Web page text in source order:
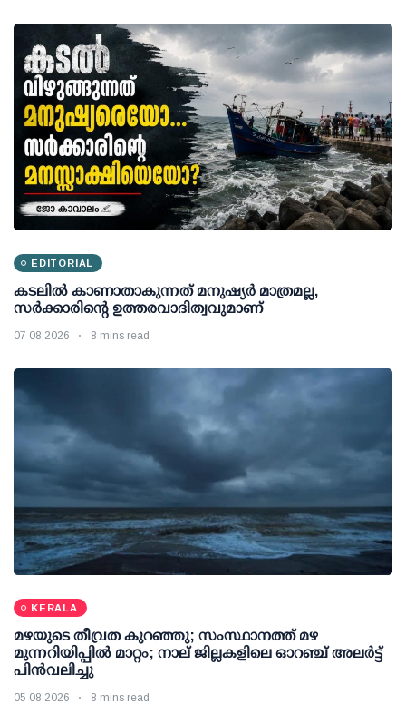
EDITORIAL
കടലിൽ കാണാതാകുന്നത് മനുഷ്യർ മാത്രമല്ല,
സർക്കാരിന്റെ ഉത്തരവാദിത്വവുമാണ്
07 08 2026 8 mins read
KERALA
മഴയുടെ തീവ്രത കുറഞ്ഞു; സംസ്ഥാനത്ത് മഴ
മുന്നറിയിപ്പിൽ മാറ്റം; നാല് ജില്ലകളിലെ ഓറഞ്ച് അലർട്ട്
പിൻവലിച്ചു
05 08 2026 8 mins read